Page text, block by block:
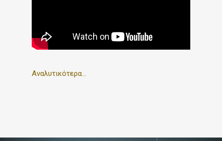
Αναλυτικότερα…